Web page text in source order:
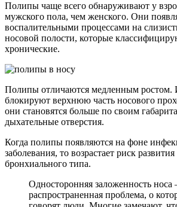
Полипы чаще всего обнаруживают у
мужского пола, чем женского. Они
воспалительными процессами на
носовой полости, которые
хронические.
Полипы отличаются медленным ростом.
блокируют верхнюю часть носового
они становятся больше по своим
дыхательные отверстия.
Когда полипы появляются на фоне
заболевания, то возрастает риск
бронхиального типа.
Односторонняя заложенность
распространенная проблема, о